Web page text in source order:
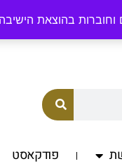
בהוצאת
פודקאסט